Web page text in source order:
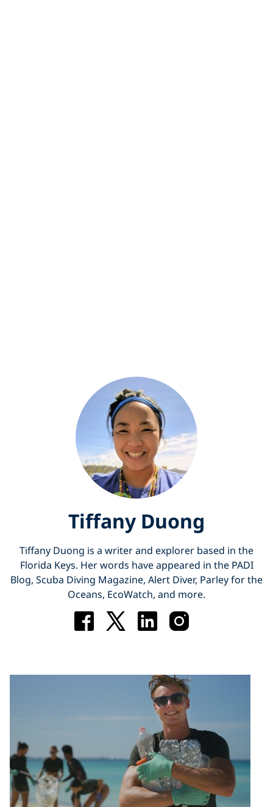
Tiffany Duong
Tiffany Duong is a writer and explorer based in the
Florida Keys. Her words have appeared in the PADI
Blog, Scuba Diving Magazine, Alert Diver, Parley for the
Oceans, EcoWatch, and more.